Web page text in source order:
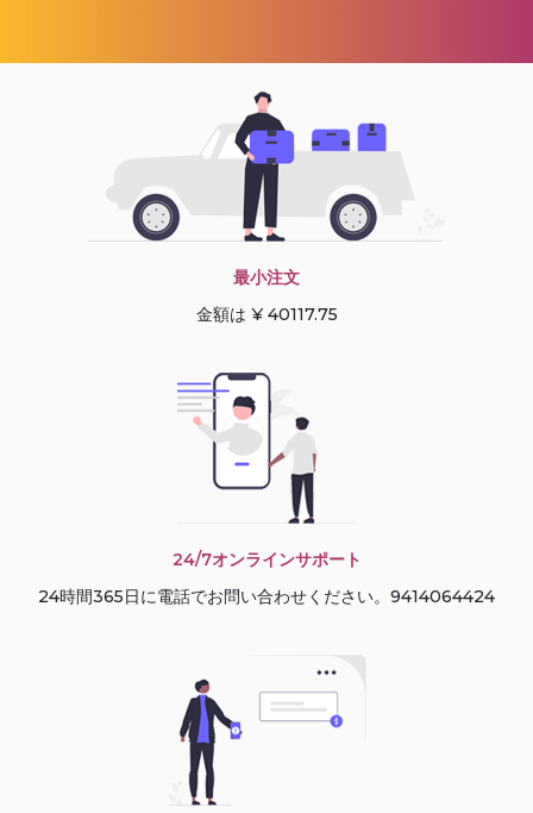
最小注文
金額は ¥ 40117.75
24/7オンラインサポート
24時間365日に電話でお問い合わせください。9414064424